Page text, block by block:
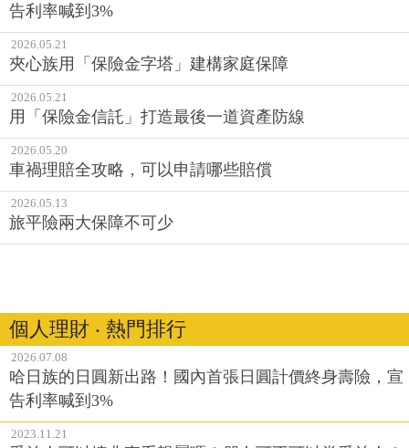
告利率喊到3%
2026.05.21
夾心族用「保險金字塔」建構家庭保障
2026.05.21
用「保險金信託」打造最後一道資產防線
2026.05.20
車禍理賠全攻略，可以申請哪些賠償
2026.05.13
旅平險兩大保障不可少
個人理財 ‧ 熱門排行
2026.07.08
哈日族的日圓新出路！國內首張日圓計價終身壽險，宣
告利率喊到3%
2023.11.21